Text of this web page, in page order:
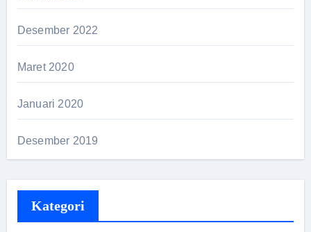
Desember 2022
Maret 2020
Januari 2020
Desember 2019
Kategori